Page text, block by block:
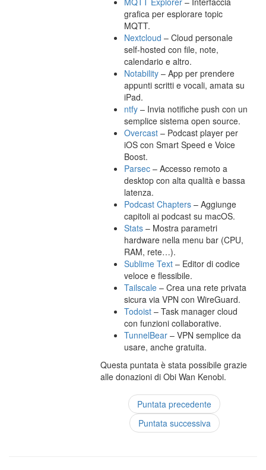
grafica per esplorare topic
MQTT.
Nextcloud – Cloud personale
self-hosted con file, note,
calendario e altro.
Notability – App per prendere
appunti scritti e vocali, amata su
iPad.
ntfy – Invia notifiche push con un
semplice sistema open source.
Overcast – Podcast player per
iOS con Smart Speed e Voice
Boost.
Parsec – Accesso remoto a
desktop con alta qualità e bassa
latenza.
Podcast Chapters – Aggiunge
capitoli ai podcast su macOS.
Stats – Mostra parametri
hardware nella menu bar (CPU,
RAM, rete…).
Sublime Text – Editor di codice
veloce e flessibile.
Tailscale – Crea una rete privata
sicura via VPN con WireGuard.
Todoist – Task manager cloud
con funzioni collaborative.
TunnelBear – VPN semplice da
usare, anche gratuita.
Questa puntata è stata possibile grazie
alle donazioni di Obi Wan Kenobi.
Puntata precedente
Puntata successiva